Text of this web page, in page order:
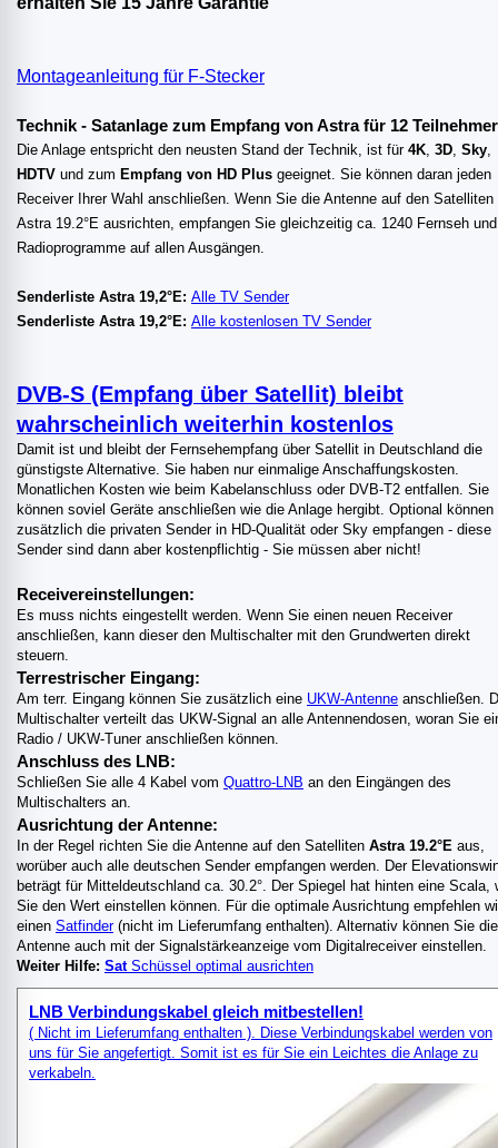
Montageanleitung für F-Stecker
Technik - Satanlage zum Empfang von Astra für 12 Teilnehmer
Die Anlage entspricht den neusten Stand der Technik, ist für 4K, 3D, Sky,
HDTV und zum Empfang von HD Plus geeignet. Sie können daran jeden
Receiver Ihrer Wahl anschließen. Wenn Sie die Antenne auf den Satelliten
Astra 19.2°E ausrichten, empfangen Sie gleichzeitig ca. 1240 Fernseh und
Radioprogramme auf allen Ausgängen.
Senderliste Astra 19,2°E: Alle TV Sender
Senderliste Astra 19,2°E: Alle kostenlosen TV Sender
DVB-S (Empfang über Satellit) bleibt
wahrscheinlich weiterhin kostenlos
Damit ist und bleibt der Fernsehempfang über Satellit in Deutschland die
günstigste Alternative. Sie haben nur einmalige Anschaffungskosten.
Monatlichen Kosten wie beim Kabelanschluss oder DVB-T2 entfallen. Sie
können soviel Geräte anschließen wie die Anlage hergibt. Optional können
zusätzlich die privaten Sender in HD-Qualität oder Sky empfangen - diese
Sender sind dann aber kostenpflichtig - Sie müssen aber nicht!
Receivereinstellungen:
Es muss nichts eingestellt werden. Wenn Sie einen neuen Receiver
anschließen, kann dieser den Multischalter mit den Grundwerten direkt
steuern.
Terrestrischer Eingang:
Am terr. Eingang können Sie zusätzlich eine UKW-Antenne anschließen.
Multischalter verteilt das UKW-Signal an alle Antennendosen, woran Sie
Radio / UKW-Tuner anschließen können.
Anschluss des LNB:
Schließen Sie alle 4 Kabel vom Quattro-LNB an den Eingängen des
Multischalters an.
Ausrichtung der Antenne:
In der Regel richten Sie die Antenne auf den Satelliten Astra 19.2°E aus,
worüber auch alle deutschen Sender empfangen werden. Der
beträgt für Mitteldeutschland ca. 30.2°. Der Spiegel hat hinten eine Scala,
Sie den Wert einstellen können. Für die optimale Ausrichtung empfehlen
einen Satfinder(nicht im Lieferumfang enthalten). Alternativ können Sie die
Antenne auch mit der Signalstärkeanzeige vom Digitalreceiver einstellen.
Weiter Hilfe: SatSchüssel optimal ausrichten
LNB Verbindungskabel gleich mitbestellen!
( Nicht im Lieferumfang enthalten ). Diese Verbindungskabel werden von
uns für Sie angefertigt. Somit ist es für Sie ein Leichtes die Anlage zu
verkabeln.